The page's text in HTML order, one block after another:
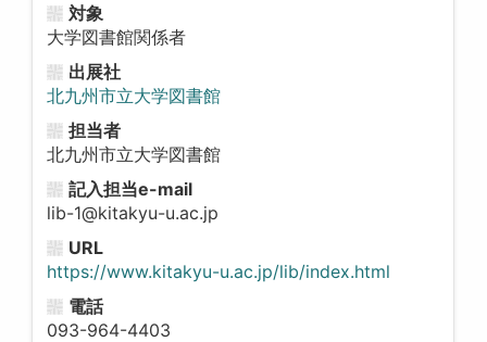
対象
大学図書館関係者
出展社
北九州市立大学図書館
担当者
北九州市立大学図書館
記入担当e-mail
lib-1@kitakyu-u.ac.jp
URL
https://www.kitakyu-u.ac.jp/lib/index.html
電話
093-964-4403